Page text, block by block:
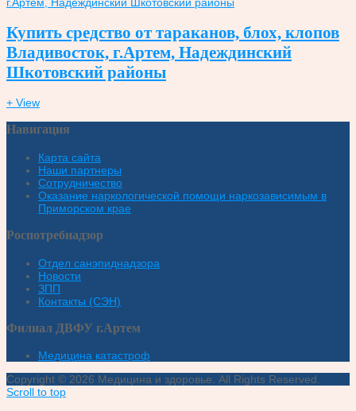
Купить средство от тараканов, блох, клопов
Владивосток, г.Артем, Надеждинский
Шкотовский районы
+ View
Навигация
Карта сайта
Наши партнеры
Сотрудничество
Оказание наркологической помощи наркозависимым в
Приморском крае
Роспотребнадзор
Отдел санэпиднадзора
Новости
ЗПП
Контакты (СЭН)
Филиал ДВФУ г.Артем
Медицина катастроф
Copyright © 2026 Медицина и здоровье. All Rights Reserved.
Scroll to top